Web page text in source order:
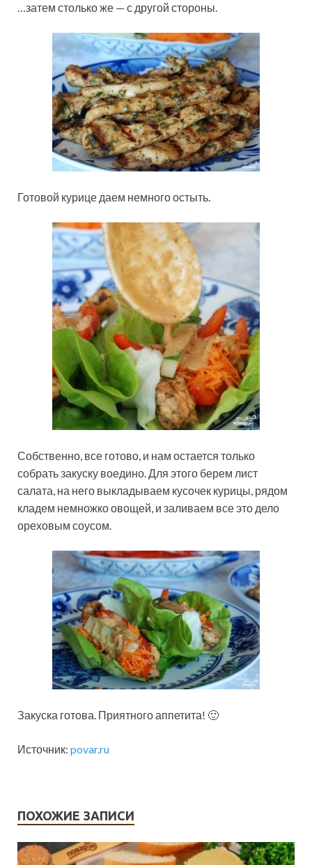
…затем столько же — с другой стороны.
Готовой курице даем немного остыть.
Собственно, все готово, и нам остается только
собрать закуску воедино. Для этого берем лист
салата, на него выкладываем кусочек курицы, рядом
кладем немножко овощей, и заливаем все это дело
ореховым соусом.
Закуска готова. Приятного аппетита! 🙂
Источник: povar.ru
ПОХОЖИЕ ЗАПИСИ